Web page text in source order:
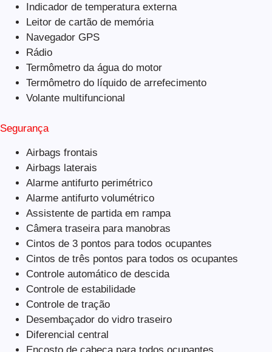
Indicador de temperatura externa
Leitor de cartão de memória
Navegador GPS
Rádio
Termômetro da água do motor
Termômetro do líquido de arrefecimento
Volante multifuncional
Segurança
Airbags frontais
Airbags laterais
Alarme antifurto perimétrico
Alarme antifurto volumétrico
Assistente de partida em rampa
Câmera traseira para manobras
Cintos de 3 pontos para todos ocupantes
Cintos de três pontos para todos os ocupantes
Controle automático de descida
Controle de estabilidade
Controle de tração
Desembaçador do vidro traseiro
Diferencial central